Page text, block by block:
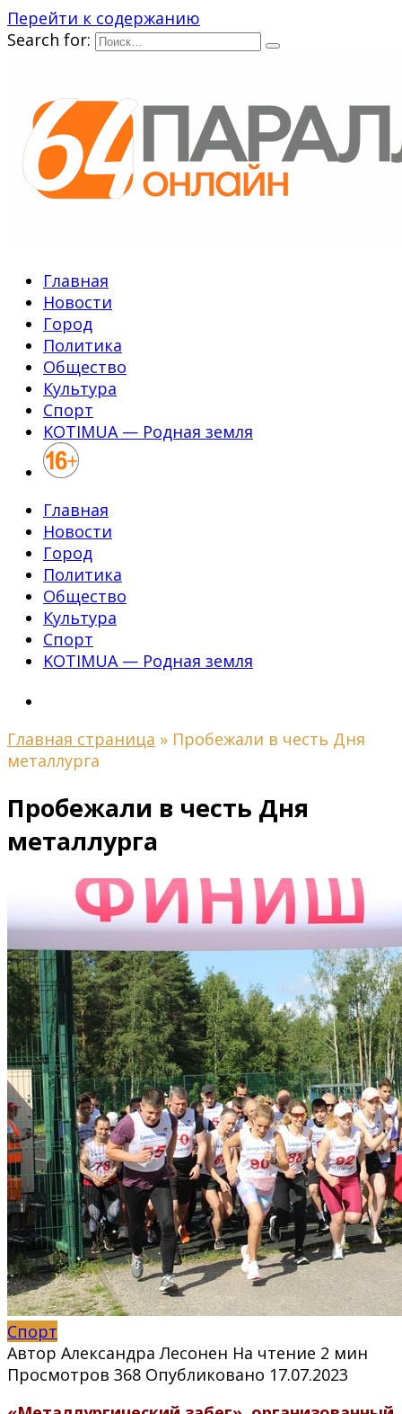
Перейти к содержанию
Search for:
Главная
Новости
Город
Политика
Общество
Культура
Спорт
KOTIMUA — Родная земля
Главная
Новости
Город
Политика
Общество
Культура
Спорт
KOTIMUA — Родная земля
Главная страница » Пробежали в честь Дня
металлурга
Пробежали в честь Дня
металлурга
Спорт
Автор Александра Лесонен На чтение 2 мин
Просмотров 368 Опубликовано 17.07.2023